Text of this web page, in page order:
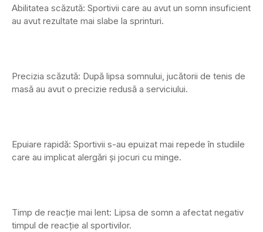
Abilitatea scăzută: Sportivii care au avut un somn insuficient
au avut rezultate mai slabe la sprinturi.
Precizia scăzută: După lipsa somnului, jucătorii de tenis de
masă au avut o precizie redusă a serviciului.
Epuiare rapidă: Sportivii s-au epuizat mai repede în studiile
care au implicat alergări și jocuri cu minge.
Timp de reacție mai lent: Lipsa de somn a afectat negativ
timpul de reacție al sportivilor.